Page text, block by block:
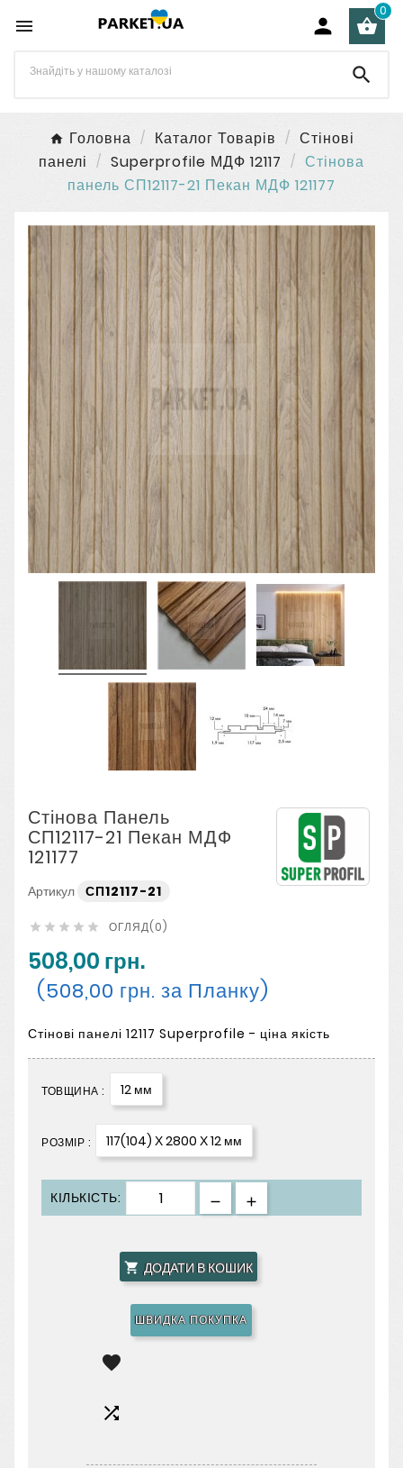
  
0

Головна Каталог Товарів
Стінові
панелі
Superprofile МДФ 12117
Стінова
панель СП12117-21 Пекан МДФ 121177
Стінова Панель
СП12117-21 Пекан МДФ
121177
Артикул СП12117-21
     ОГЛЯД(0)
508,00 грн.
(508,00 грн. за Планку)
Стінові панелі 12117 Superprofile - ціна якість
ТОВЩИНА : 12 мм
РОЗМІР : 117(104) Х 2800 Х 12 мм
КІЛЬКІСТЬ:
 ДОДАТИ В КОШИК
ШВИДКА ПОКУПКА

